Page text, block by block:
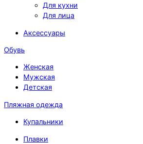
Для кухни
Для лица
Аксессуары
Обувь
Женская
Мужская
Детская
Пляжная одежда
Купальники
Плавки